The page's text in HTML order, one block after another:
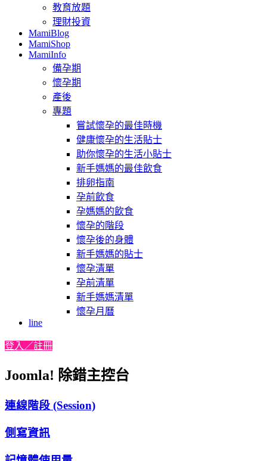
教育放題
理財投資
MamiBlog
MamiShop
MamiInfo
備孕期
懷孕期
產後
專題
嘗試懷孕的最佳時機
健康懷孕的生活貼士
助你懷孕的生活小貼士
新手媽媽的最佳飲食
排卵指南
孕前飲食
孕媽媽的飲食
懷孕的階段
懷孕後的身體
新手媽媽的貼士
懷孕清單
孕前清單
新手媽媽清單
懷孕月曆
line
登入／註冊
Joomla! 除錯主控台
連線階段 (Session)
側寫資訊